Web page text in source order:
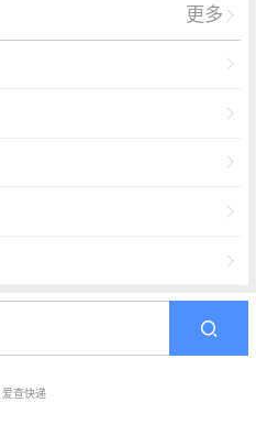
更多
爱查快递